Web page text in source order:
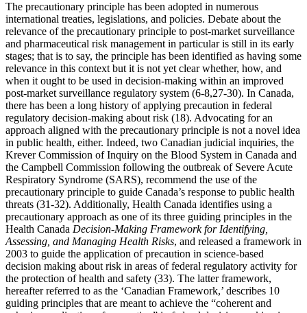
The precautionary principle has been adopted in numerous
international treaties, legislations, and policies. Debate about the
relevance of the precautionary principle to post-market surveillance
and pharmaceutical risk management in particular is still in its early
stages; that is to say, the principle has been identified as having some
relevance in this context but it is not yet clear whether, how, and
when it ought to be used in decision-making within an improved
post-market surveillance regulatory system (6-8,27-30). In Canada,
there has been a long history of applying precaution in federal
regulatory decision-making about risk (18). Advocating for an
approach aligned with the precautionary principle is not a novel idea
in public health, either. Indeed, two Canadian judicial inquiries, the
Krever Commission of Inquiry on the Blood System in Canada and
the Campbell Commission following the outbreak of Severe Acute
Respiratory Syndrome (SARS), recommend the use of the
precautionary principle to guide Canada’s response to public health
threats (31-32). Additionally, Health Canada identifies using a
precautionary approach as one of its three guiding principles in the
Health Canada Decision-Making Framework for Identifying,
Assessing, and Managing Health Risks, and released a framework in
2003 to guide the application of precaution in science-based
decision making about risk in areas of federal regulatory activity for
the protection of health and safety (33). The latter framework,
hereafter referred to as the ‘Canadian Framework,’ describes 10
guiding principles that are meant to achieve the “coherent and